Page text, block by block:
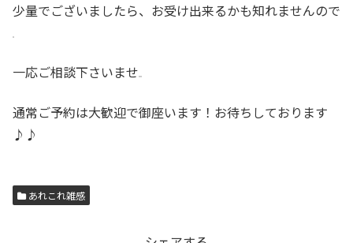
少量でございましたら、お受け出来るかも知れませんので
一応ご相談下さいませ
通常ご予約は大歓迎で御座います！お待ちしております
♪♪
あれこれ雑感